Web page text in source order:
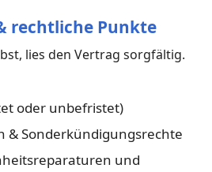
rechtliche Punkte
lies den Vertrag sorgfältig.
oder unbefristet)
& Sonderkündigungsrechte
und